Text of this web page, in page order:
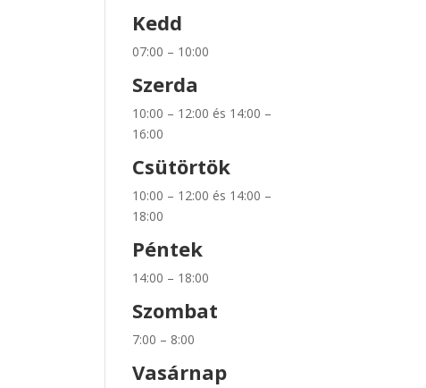
Kedd
07:00 – 10:00
Szerda
10:00 – 12:00 és 14:00 –
16:00
Csütörtök
10:00 – 12:00 és 14:00 –
18:00
Péntek
14:00 – 18:00
Szombat
7:00 – 8:00
Vasárnap